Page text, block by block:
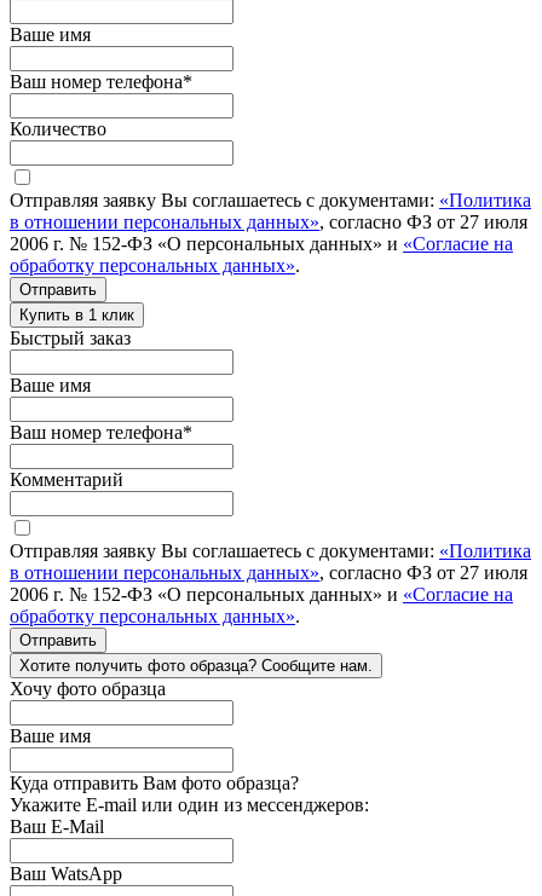
Ваше имя
Ваш номер телефона*
Количество
Отправляя заявку Вы соглашаетесь с документами: «Политика
в отношении персональных данных», согласно ФЗ от 27 июля
2006 г. № 152-ФЗ «О персональных данных» и «Согласие на
обработку персональных данных».
Отправить
Купить в 1 клик
Быстрый заказ
Ваше имя
Ваш номер телефона*
Комментарий
Отправляя заявку Вы соглашаетесь с документами: «Политика
в отношении персональных данных», согласно ФЗ от 27 июля
2006 г. № 152-ФЗ «О персональных данных» и «Согласие на
обработку персональных данных».
Отправить
Хотите получить фото образца? Сообщите нам.
Хочу фото образца
Ваше имя
Куда отправить Вам фото образца?
Укажите E-mail или один из мессенджеров:
Ваш E-Mail
Ваш WatsApp